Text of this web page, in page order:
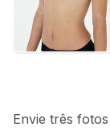
Envie três